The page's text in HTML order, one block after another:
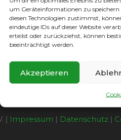
um Geräteinformationen zu
diesen Technologien zustimmst,
eindeutige IDs auf dieser Website
erteilst oder zurückziehst, können
beeinträchtigt werden.
Akzeptieren
| Impressum | Datenschutz |